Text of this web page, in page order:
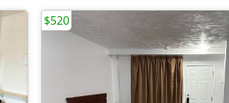
$520